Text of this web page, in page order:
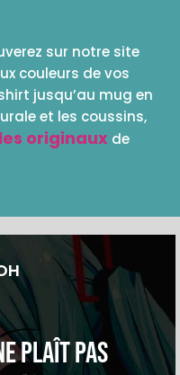
sur notre site
couleurs de vos
jusqu’au mug en
et les coussins,
originaux de
plaît pas